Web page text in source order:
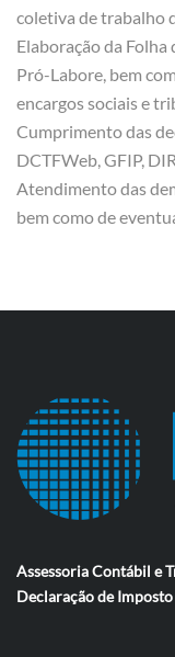
coletiva de trabalho
Elaboração da Folha
Pró-Labore, bem
encargos sociais e
Cumprimento das
DCTFWeb, GFIP,
Atendimento das
bem como de
Assessoria Contábil e
Declaração de